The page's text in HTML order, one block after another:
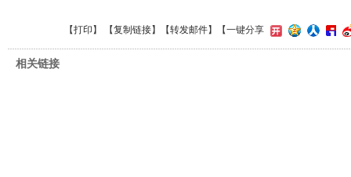
【打印 】 【复制链接】【转发邮件】 【一键分享
相关链接